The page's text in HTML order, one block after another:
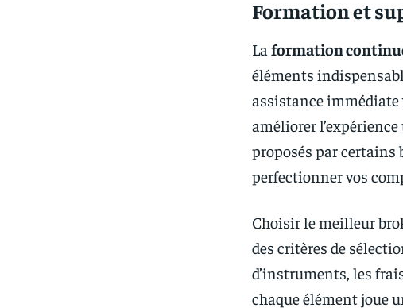
Formation et
Laformation
éléments
assistance
améliorer
proposés par certains
perfectionner vos
Choisir le meilleur
des critères de
d’instruments, les
chaque élément joue